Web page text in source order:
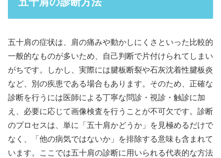
五十肩の症状は、肩の痛みや動かしにくさといった比較的
一般的なものが多いため、自己判断で片付けられてしまい
がちです。しかし、実際には腱板断裂や石灰沈着性腱板炎
など、別の疾患である場合もあります。そのため、正確な
診断を行うには医師による丁寧な問診・視診・触診に加
え、必要に応じて画像検査を行うことが不可欠です。診断
のプロセスは、単に「五十肩かどうか」を見極めるだけで
なく、「他の病気ではないか」を排除する意味も含まれて
います。ここでは五十肩の診断に用いられる代表的な方法